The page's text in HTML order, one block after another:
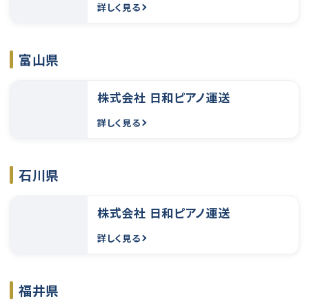
詳しく見る
富山県
株式会社 日和ピアノ運送
詳しく見る
石川県
株式会社 日和ピアノ運送
詳しく見る
福井県